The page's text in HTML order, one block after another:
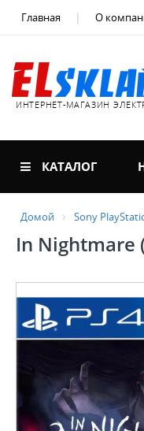
Главная О
ИНТЕРНЕТ-МАГАЗИН
КАТАЛОГ
Домой Sony
In Nightmare